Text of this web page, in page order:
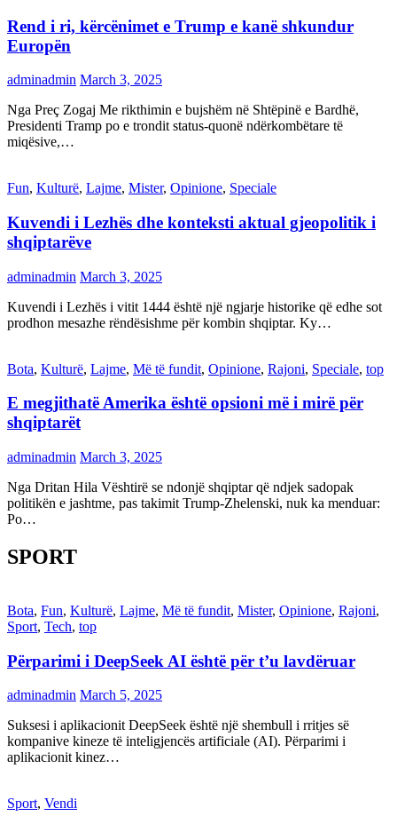
Rend i ri, kërcënimet e Trump e kanë shkundur
Europën
adminadmin March 3, 2025
Nga Preç Zogaj Me rikthimin e bujshëm në Shtëpinë e Bardhë,
Presidenti Tramp po e trondit status-quonë ndërkombëtare të
miqësive,…
Fun, Kulturë, Lajme, Mister, Opinione, Speciale
Kuvendi i Lezhës dhe konteksti aktual gjeopolitik i
shqiptarëve
adminadmin March 3, 2025
Kuvendi i Lezhës i vitit 1444 është një ngjarje historike që edhe sot
prodhon mesazhe rëndësishme për kombin shqiptar. Ky…
Bota, Kulturë, Lajme, Më të fundit, Opinione, Rajoni, Speciale, top
E megjithatë Amerika është opsioni më i mirë për
shqiptarët
adminadmin March 3, 2025
Nga Dritan Hila Vështirë se ndonjë shqiptar që ndjek sadopak
politikën e jashtme, pas takimit Trump-Zhelenski, nuk ka menduar:
Po…
SPORT
Bota, Fun, Kulturë, Lajme, Më të fundit, Mister, Opinione, Rajoni,
Sport, Tech, top
Përparimi i DeepSeek AI është për t’u lavdëruar
adminadmin March 5, 2025
Suksesi i aplikacionit DeepSeek është një shembull i rritjes së
kompanive kineze të inteligjencës artificiale (AI). Përparimi i
aplikacionit kinez…
Sport, Vendi